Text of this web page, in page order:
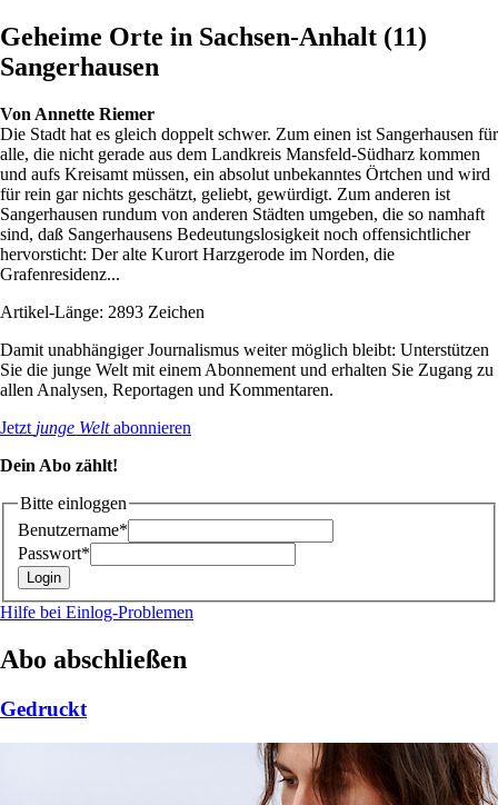
Geheime Orte in Sachsen-Anhalt (11)
Sangerhausen
Von Annette Riemer
Die Stadt hat es gleich doppelt schwer. Zum einen ist Sangerhausen für
alle, die nicht gerade aus dem Landkreis Mansfeld-Südharz kommen
und aufs Kreisamt müssen, ein absolut unbekanntes Örtchen und wird
für rein gar nichts geschätzt, geliebt, gewürdigt. Zum anderen ist
Sangerhausen rundum von anderen Städten umgeben, die so namhaft
sind, daß Sangerhausens Bedeutungslosigkeit noch offensichtlicher
hervorsticht: Der alte Kurort Harzgerode im Norden, die
Grafenresidenz...
Artikel-Länge: 2893 Zeichen
Damit unabhängiger Journalismus weiter möglich bleibt: Unterstützen
Sie die junge Welt mit einem Abonnement und erhalten Sie Zugang zu
allen Analysen, Reportagen und Kommentaren.
Jetzt junge Weltabonnieren
Dein Abo zählt!
Bitte einloggen
Benutzername*
Passwort*
Hilfe bei Einlog-Problemen
Abo abschließen
Gedruckt